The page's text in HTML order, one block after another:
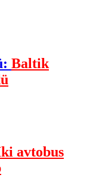
Baltik
avtobus